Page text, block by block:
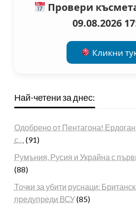
Провери
09.08.2026
Кликни
Най-четени за днес:
Одобрено от Пентагона!
с…
(91)
Румъния, Русия и Украйна с
(88)
Точки за убити руснаци:
предупреди ВСУ(85)